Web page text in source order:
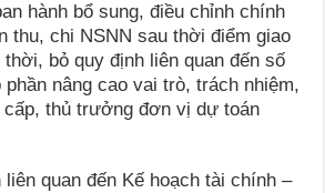
hành bổ sung, điều chỉnh chính
thu, chi NSNN sau thời điểm giao
bỏ quy định liên quan đến số
phần nâng cao vai trò, trách nhiệm,
cấp, thủ trưởng đơn vị dự toán
quan đến Kế hoạch tài chính –